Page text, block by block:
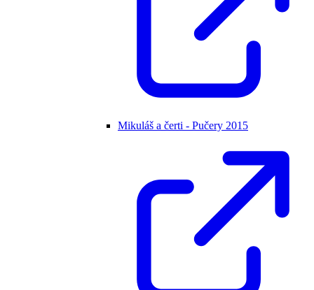
Mikuláš a čerti - Pučery 2015